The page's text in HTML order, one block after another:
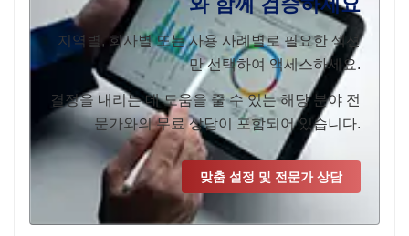
지역별, 회사별 또는 사용 사례별로 필요한 섹션
만 선택하여 액세스하세요.
결정을 내리는 데 도움을 줄 수 있는 해당 분야 전
문가와의 무료 상담이 포함되어 있습니다.
맞춤 설정 및 전문가 상담